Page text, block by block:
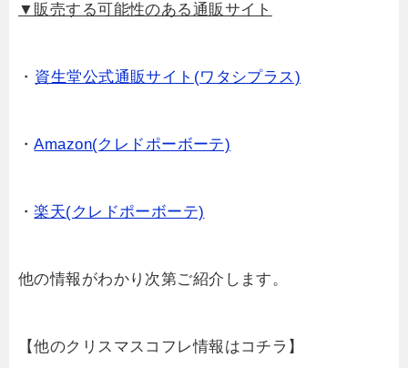
▼販売する可能性のある通販サイト
・ 資生堂公式通販サイト(ワタシプラス)
・Amazon(クレドポーボーテ)
・楽天(クレドポーボーテ)
他の情報がわかり次第ご紹介します。
【他のクリスマスコフレ情報はコチラ】